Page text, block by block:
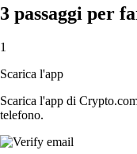
3 passaggi per
1
Scarica l'app
Scarica l'app di
telefono.